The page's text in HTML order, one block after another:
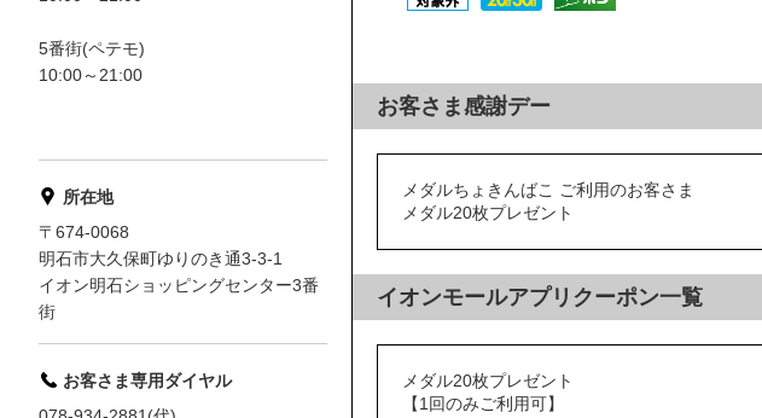
お客さま感謝デー
メダルちょきんばこ ご利用のお客さま
メダル20枚プレゼント
イオンモールアプリクーポン一覧
メダル20枚プレゼント
【1回のみご利用可】
5番街(ペテモ)
10:00～21:00
所在地
〒674-0068
明石市大久保町ゆりのき通3-3-1
イオン明石ショッピングセンター3番
街
お客さま専用ダイヤル